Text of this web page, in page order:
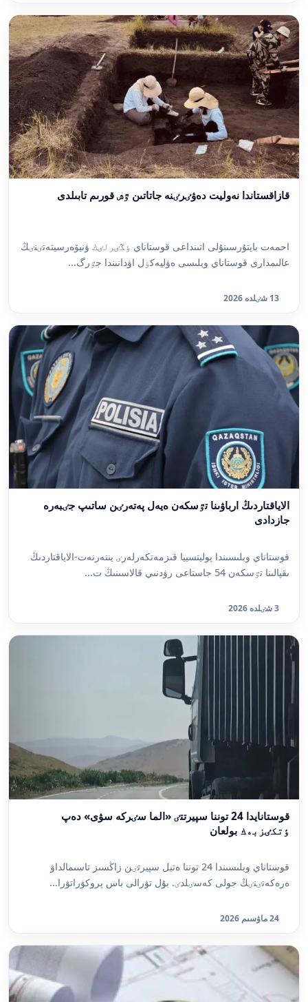
قازاقستاندا نەوليت دەۋٸرٸنە جاتاتىن ٷش قورىم تابىلدى
احمەت بايتۇرسىنۇلى اتىنداعى قوستاناي ٶڭٸرلٸك ۋنيۆەرسيتەتٸنٸڭ
عالىمدارى قوستاناي وبلىسى ەۋليەكٶل اۋدانىندا جٷرگ...
13 شٸلدە 2026
الاياقتاردىڭ ارباۋىنا تٷسكەن ەيەل پەتەرٸن ساتىپ جٸبەرە
جازدادى
قوستاناي وبلىسىندا پوليتسييا قىزمەتكەرلەرٸ ينتەرنەت-الاياقتاردىڭ
ىقپالىنا تٷسكەن 54 جاستاعى رۋدنىي قالاسىنىڭ ت...
3 شٸلدە 2026
قوستانايدا 24 توننا سپيرتتٸ «الما سٸركە سۋى» دەپ
ٶتكٸزبەك بولعان
قوستاناي وبلىسىندا 24 توننا ەتيل سپيرتٸن زاڭسىز تاسىمالداۋ
ەرەكەتٸنٸڭ جولى كەسٸلدٸ. بۇل تۋرالى باس پروكۋراتۋرا...
24 ماۋسىم 2026